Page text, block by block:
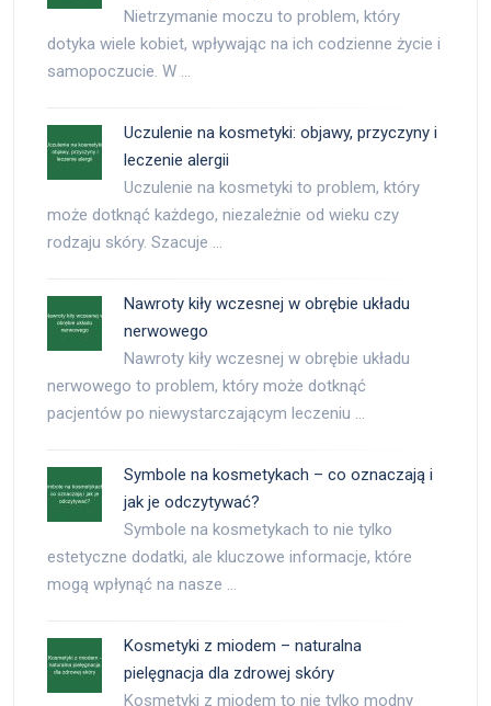
Nietrzymanie moczu to problem, który
dotyka wiele kobiet, wpływając na ich codzienne życie i
samopoczucie. W …
Uczulenie na kosmetyki: objawy, przyczyny i
leczenie alergii
Uczulenie na kosmetyki to problem, który
może dotknąć każdego, niezależnie od wieku czy
rodzaju skóry. Szacuje …
Nawroty kiły wczesnej w obrębie układu
nerwowego
Nawroty kiły wczesnej w obrębie układu
nerwowego to problem, który może dotknąć
pacjentów po niewystarczającym leczeniu …
Symbole na kosmetykach – co oznaczają i
jak je odczytywać?
Symbole na kosmetykach to nie tylko
estetyczne dodatki, ale kluczowe informacje, które
mogą wpłynąć na nasze …
Kosmetyki z miodem – naturalna
pielęgnacja dla zdrowej skóry
Kosmetyki z miodem to nie tylko modny